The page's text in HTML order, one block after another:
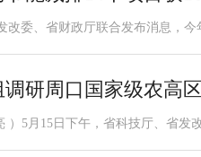
改委、省财政厅联合发布消息，
调研周口国家级农高
）5月15日下午，省科技厅、省